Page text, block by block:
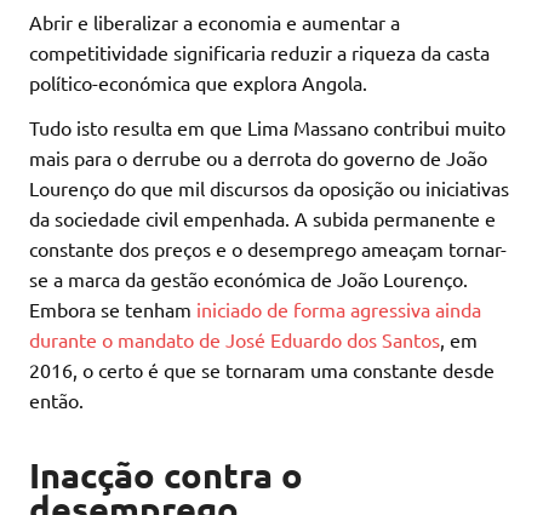
Abrir e liberalizar a economia e aumentar a
competitividade significaria reduzir a riqueza da casta
político-económica que explora Angola.
Tudo isto resulta em que Lima Massano contribui muito
mais para o derrube ou a derrota do governo de João
Lourenço do que mil discursos da oposição ou iniciativas
da sociedade civil empenhada. A subida permanente e
constante dos preços e o desemprego ameaçam tornar-
se a marca da gestão económica de João Lourenço.
Embora se tenham iniciado de forma agressiva ainda
durante o mandato de José Eduardo dos Santos, em
2016, o certo é que se tornaram uma constante desde
então.
Inacção contra o